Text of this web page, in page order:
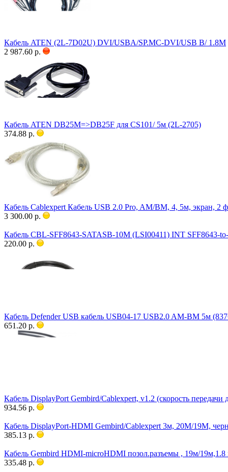
Кабель ATEN (2L-7D02U) DVI/USBA/SP.MC-DVI/USB B/ 1.8M
2 987.60 р.
Кабель ATEN DB25M=>DB25F для CS101/ 5м (2L-2705)
374.88 р.
Кабель Cablexpert Кабель USB 2.0 Pro, AM/BM, 4, 5м, экран,
3 300.00 р.
Кабель CBL-SFF8643-SATASB-10M (LSI00411) INT SFF8643-
220.00 р.
Кабель Defender USB кабель USB04-17 USB2.0 AM-BM 5м
651.20 р.
Кабель DisplayPort Gembird/Cablexpert, v1.2 (скорость
934.56 р.
Кабель DisplayPort-HDMI Gembird/Cablexpert 3м, 20M/19M,
385.13 р.
Кабель Gembird HDMI-microHDMI позол.разъемы , 19м/
335.48 р.